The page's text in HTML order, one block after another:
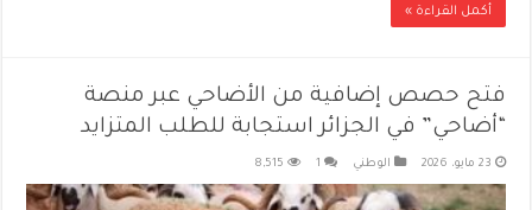
أكمل القراءة »
فتح حصص إضافية من الأضاحي عبر منصة
“أضاحي” في الجزائر استجابة للطلب المتزايد
23 مايو، 2026 الوطني 1
8,515